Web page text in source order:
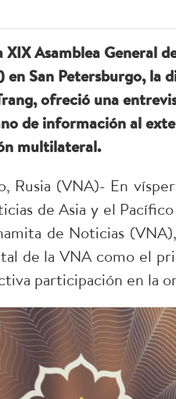
XIX Asamblea General
en San Petersburgo, la
ofreció una
de información al
multilateral.
Rusia (VNA)- En
de Asia y el
de Noticias
de la VNA como el
participación en la